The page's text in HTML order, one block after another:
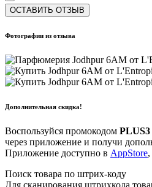
ОСТАВИТЬ ОТЗЫВ
Фотографии из отзыва
Дополнительная скидка!
Воспользуйся промокодом PLUS3
через приложение и получи
Приложение доступно в AppStore,
Поиск товара по штрих-коду
Для сканирования штрихкода